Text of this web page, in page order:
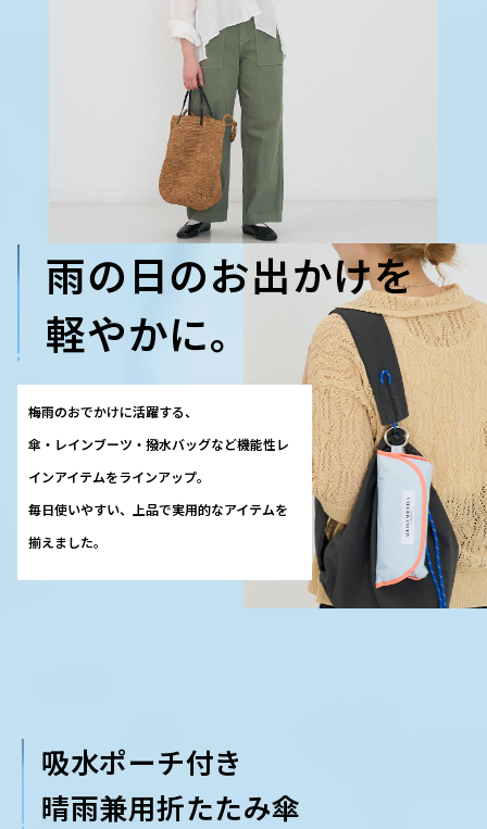
雨の日のお出かけを
軽やかに。
梅雨のおでかけに活躍する、
傘・レインブーツ・撥水バッグなど機能性レ
インアイテムをラインアップ。
毎日使いやすい、上品で実用的なアイテムを
揃えました。
吸水ポーチ付き
晴雨兼用折たたみ傘